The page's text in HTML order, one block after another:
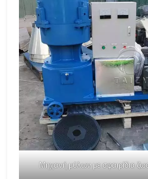
Μηχανή μύλων με σφαιρίδια